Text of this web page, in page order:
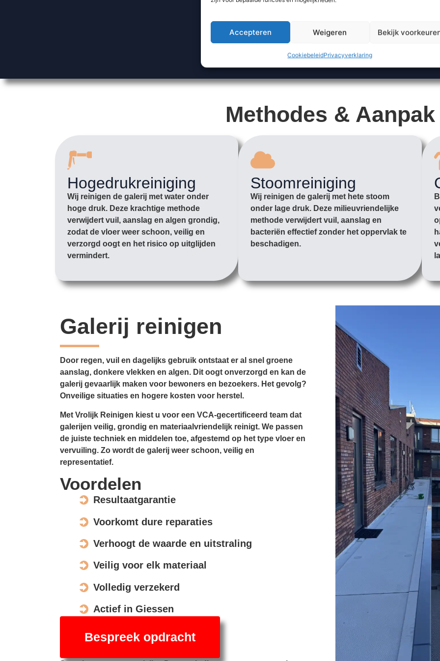
Accepteren Weigeren Bekijk
CookiebeleidPrivacyverklaring
Methodes & Aanpak
Hogedrukreiniging
Wij reinigen de galerij met water onder
hoge druk. Deze krachtige methode
verwijdert vuil, aanslag en algen grondig,
zodat de vloer weer schoon, veilig en
verzorgd oogt en het risico op uitglijden
vermindert.
Stoomreiniging
Wij reinigen de galerij met hete stoom
onder lage druk. Deze milieuvriendelijke
methode verwijdert vuil, aanslag en
bacteriën effectief zonder het oppervlak te
beschadigen.
Galerij reinigen
Door regen, vuil en dagelijks gebruik ontstaat er al snel groene
aanslag, donkere vlekken en algen. Dit oogt onverzorgd en kan de
galerij gevaarlijk maken voor bewoners en bezoekers. Het gevolg?
Onveilige situaties en hogere kosten voor herstel.
Met Vrolijk Reinigen kiest u voor een VCA-gecertificeerd team dat
galerijen veilig, grondig en materiaalvriendelijk reinigt. We passen
de juiste techniek en middelen toe, afgestemd op het type vloer en
vervuiling. Zo wordt de galerij weer schoon, veilig en
representatief.
Voordelen
Resultaatgarantie
Voorkomt dure reparaties
Verhoogt de waarde en uitstraling
Veilig voor elk materiaal
Volledig verzekerd
Actief in Giessen
Bespreek opdracht